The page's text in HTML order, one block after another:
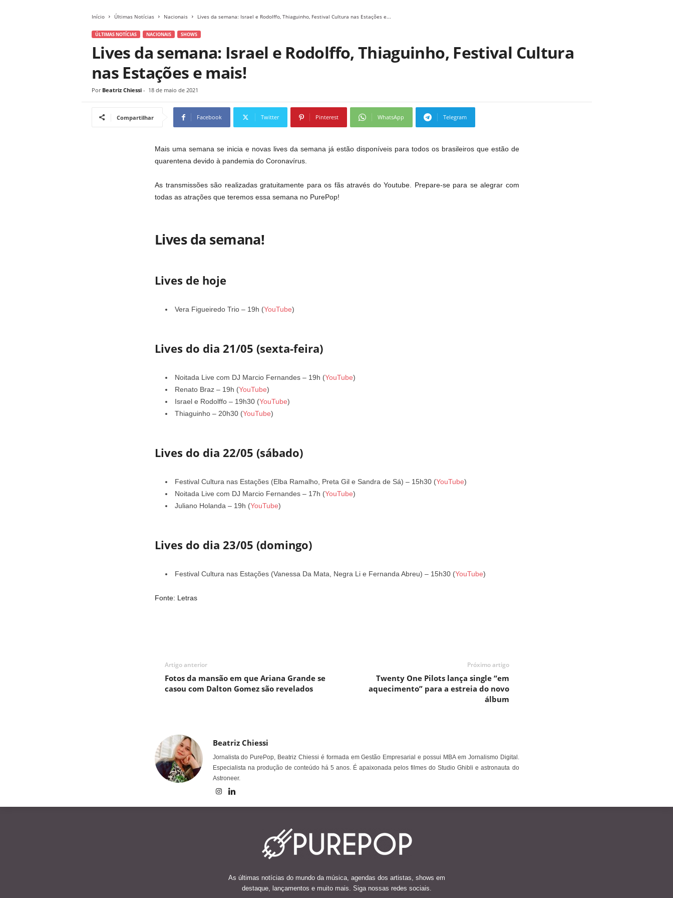
Início Últimas Notícias Nacionais Lives da semana: Israel e Rodolffo, Thiaguinho, Festival Cultura nas Estações e...
ÚLTIMAS NOTÍCIAS NACIONAIS SHOWS
Lives da semana: Israel e Rodolffo, Thiaguinho, Festival Cultura
nas Estações e mais!
Por Beatriz Chiessi - 18 de maio de 2021
Compartilhar Facebook Twitter Pinterest WhatsApp Telegram
Mais uma semana se inicia e novas lives da semana já estão disponíveis para todos os brasileiros que estão de
quarentena devido à pandemia do Coronavírus.
As transmissões são realizadas gratuitamente para os fãs através do Youtube. Prepare-se para se alegrar com
todas as atrações que teremos essa semana no PurePop!
Lives da semana!
Lives de hoje
Vera Figueiredo Trio – 19h (YouTube)
Lives do dia 21/05 (sexta-feira)
Noitada Live com DJ Marcio Fernandes – 19h (YouTube)
Renato Braz – 19h (YouTube)
Israel e Rodolffo – 19h30 (YouTube)
Thiaguinho – 20h30 (YouTube)
Lives do dia 22/05 (sábado)
Festival Cultura nas Estações (Elba Ramalho, Preta Gil e Sandra de Sá) – 15h30 (YouTube)
Noitada Live com DJ Marcio Fernandes – 17h (YouTube)
Juliano Holanda – 19h (YouTube)
Lives do dia 23/05 (domingo)
Festival Cultura nas Estações (Vanessa Da Mata, Negra Li e Fernanda Abreu) – 15h30 (YouTube)
Fonte: Letras
Artigo anterior
Fotos da mansão em que Ariana Grande se
casou com Dalton Gomez são revelados
Próximo artigo
Twenty One Pilots lança single “em
aquecimento” para a estreia do novo
álbum
Beatriz Chiessi
Jornalista do PurePop, Beatriz Chiessi é formada em Gestão Empresarial e possui MBA em Jornalismo Digital.
Especialista na produção de conteúdo há 5 anos. É apaixonada pelos filmes do Studio Ghibli e astronauta do
Astroneer.
As últimas notícias do mundo da música, agendas dos artistas, shows em
destaque, lançamentos e muito mais. Siga nossas redes sociais.